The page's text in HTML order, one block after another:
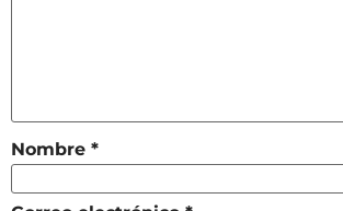
Nombre *